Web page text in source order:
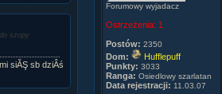
szopy
siĂŞ sb dziÂś
Forumowy wyjadacz
Ostrzeżenia: 1
Postów: 2350
Dom:
Hufflepuff
Punkty: 3033
Ranga: Osiedlowy szarlatan
Data rejestracji: 11.03.07